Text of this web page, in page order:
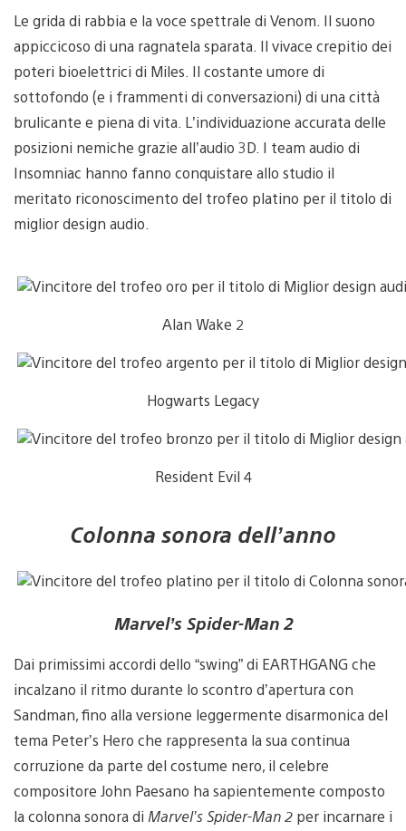
Le grida di rabbia e la voce spettrale di Venom. Il suono
appiccicoso di una ragnatela sparata. Il vivace crepitio dei
poteri bioelettrici di Miles. Il costante umore di
sottofondo (e i frammenti di conversazioni) di una città
brulicante e piena di vita. L’individuazione accurata delle
posizioni nemiche grazie all’audio 3D. I team audio di
Insomniac hanno fanno conquistare allo studio il
meritato riconoscimento del trofeo platino per il titolo di
miglior design audio.
Alan Wake 2
Hogwarts Legacy
Resident Evil 4
Colonna sonora dell’anno
Marvel’s Spider-Man 2
Dai primissimi accordi dello “swing” di EARTHGANG che
incalzano il ritmo durante lo scontro d’apertura con
Sandman, fino alla versione leggermente disarmonica del
tema Peter’s Hero che rappresenta la sua continua
corruzione da parte del costume nero, il celebre
compositore John Paesano ha sapientemente composto
la colonna sonora di Marvel’s Spider-Man 2 per incarnare i